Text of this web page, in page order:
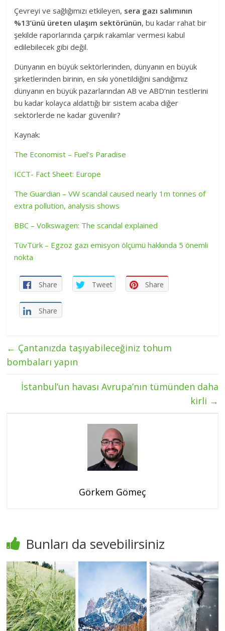
Çevreyi ve sağlığımızı etkileyen, sera gazı salımının
%13’ünü üreten ulaşım sektörünün, bu kadar rahat bir
şekilde raporlarında çarpık rakamlar vermesi kabul
edilebilecek gibi değil.
Dünyanın en büyük sektörlerinden, dünyanın en büyük
şirketlerinden birinin, en sıkı yönetildiğini sandığımız
dünyanın en büyük pazarlarından AB ve ABD’nin testlerini
bu kadar kolayca aldattığı bir sistem acaba diğer
sektörlerde ne kadar güvenilir?
Kaynak:
The Economist – Fuel’s Paradise
ICCT- Fact Sheet: Europe
The Guardian – VW scandal caused nearly 1m tonnes of
extra pollution, analysis shows
BBC – Volkswagen: The scandal explained
TüvTürk – Egzoz gazı emisyon ölçümü hakkında 5 önemli
nokta
Share Tweet Share
Share
← Çantanızda taşıyabileceğiniz tohum
bombaları yapın
İstanbul’un havası Avrupa’nın tümünden daha
kirli →
Görkem Gömeç
Bunları da sevebilirsiniz